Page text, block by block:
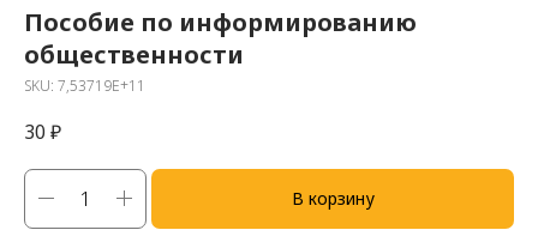
Пособие по информированию
общественности
SKU: 7,53719E+11
30 ₽
В корзину